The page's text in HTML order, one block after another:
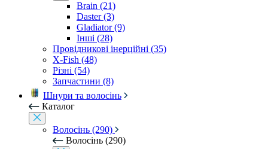
Brain (21)
Daster (3)
Gladiator (9)
Інші (28)
Провідникові інерційні (35)
X-Fish (48)
Різні (54)
Запчастини (8)
Шнури та волосінь
Каталог
Волосінь (290)
Волосінь (290)